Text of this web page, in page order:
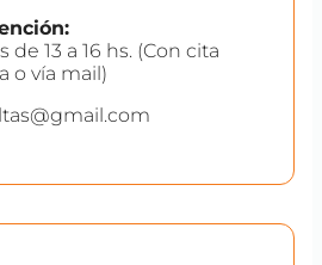
de 13 a 16 hs. (Con cita
o vía mail)